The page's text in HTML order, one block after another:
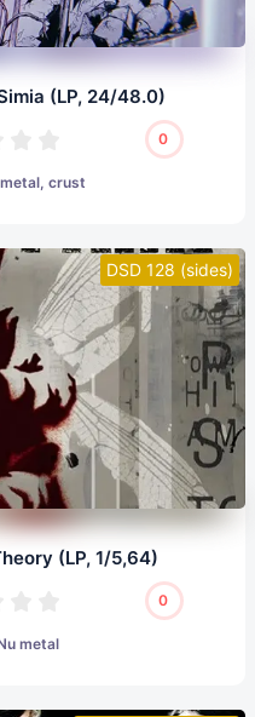
(LP, 24/48.0)
0
crust
DSD 128 (sides)
(LP, 1/5,64)
0
metal